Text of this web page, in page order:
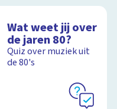
Wat weet jij over
de jaren 80?
Quiz over muziek uit
de 80's